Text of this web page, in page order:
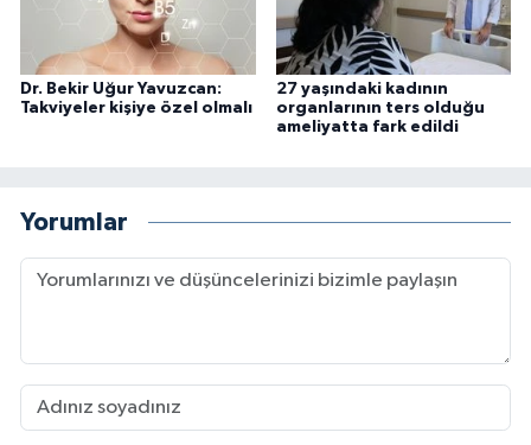
Dr. Bekir Uğur Yavuzcan:
Takviyeler kişiye özel olmalı
27 yaşındaki kadının
organlarının ters olduğu
ameliyatta fark edildi
Yorumlar